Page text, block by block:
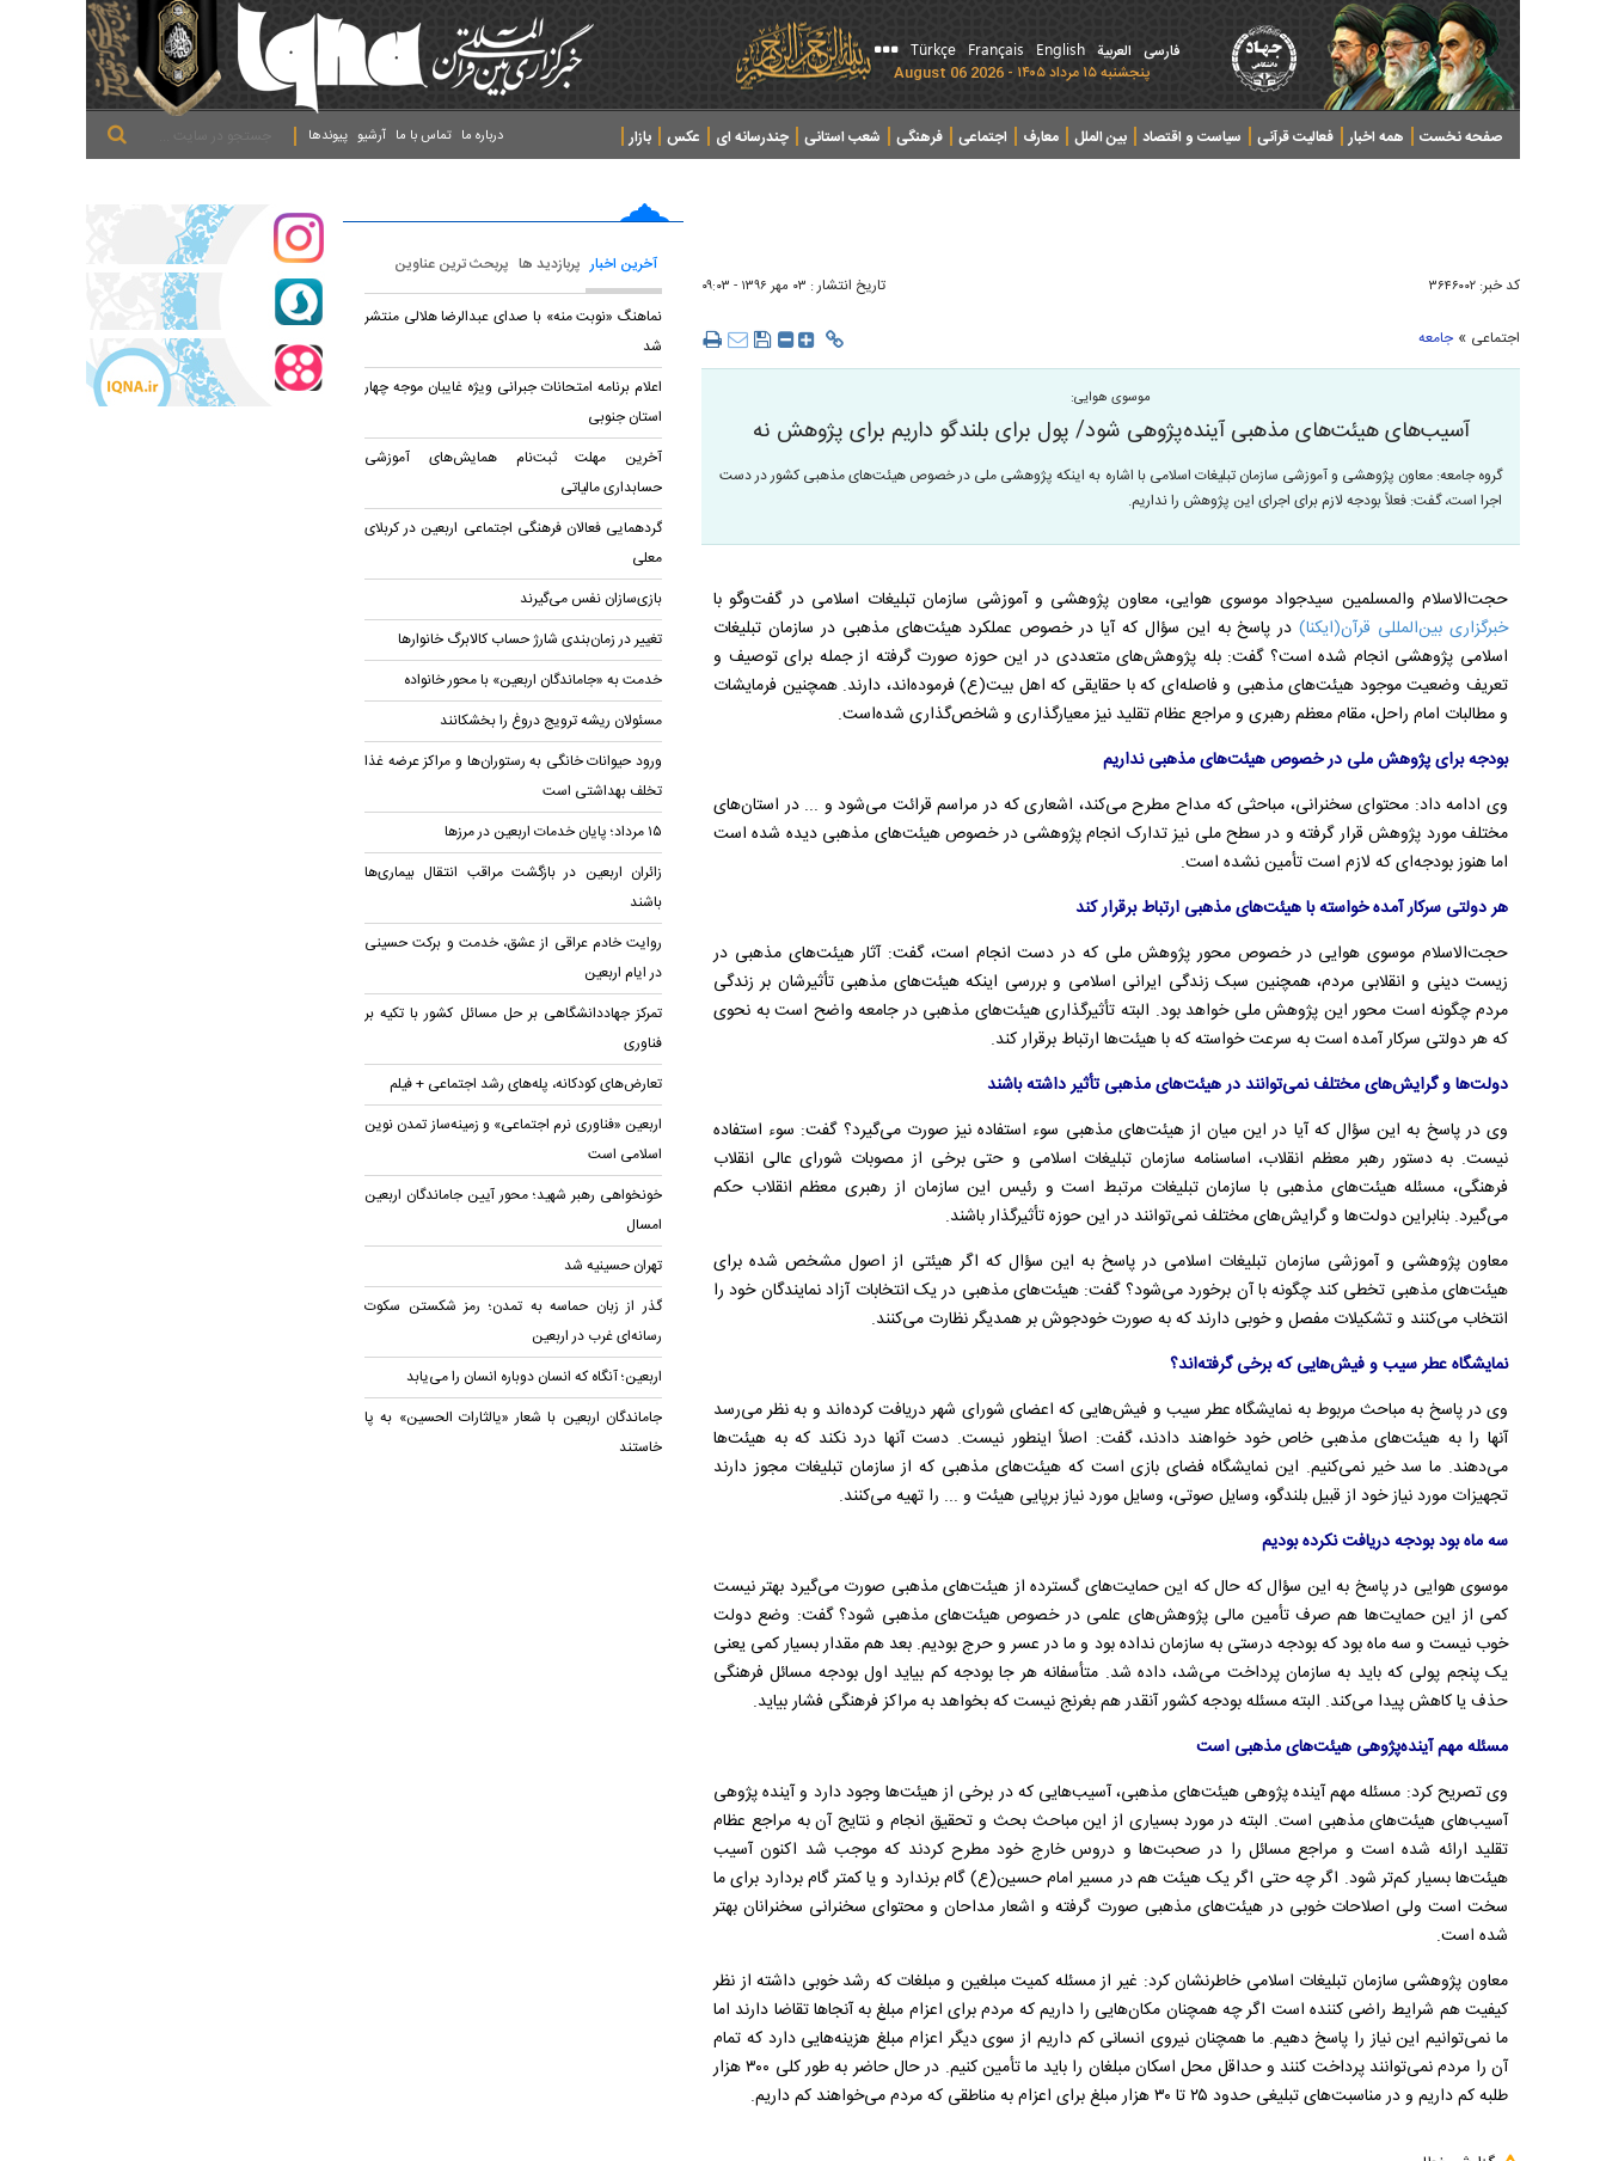
فارسی العربیة English
Français
Türkçe
پنجشنبه ۱۵ مرداد ۱۴۰۵ - 2026 August 06
صفحه نخست همه اخبار فعالیت قرآنی سیاست و اقتصاد بین الملل معارف اجتماعی فرهنگی شعب استانی چندرسانه ای عکس
بازار
پیوندها آرشیو تماس با ما درباره ما
کد خبر: ۳۶۴۶۰۰۲ تاریخ انتشار : ۰۳ مهر ۱۳۹۶ - ۰۹:۰۳
اجتماعی » جامعه
موسوی هوایی:
آسیب‌های هیئت‌های مذهبی آیند‌ه‌پژوهی شود/ پول برای بلند‌گو داریم برای پژوهش نه
گروه جامعه: معاون پژوهشی و آموزشی سازمان تبلیغات اسلامی با اشاره به اینکه پژوهشی ملی در خصوص هیئت‌های مذهبی کشور در دست
اجرا است، گفت: فعلاً بودجه لازم برای اجرای این پژوهش را نداریم.
حجت‌الاسلام والمسلمین سیدجواد موسوی هوایی، معاون پژوهشی و آموزشی سازمان تبلیغات اسلامی در گفت‌وگو با
خبرگزاری بین‌المللی قرآن(ایکنا)در پاسخ به این سؤال که آیا در خصوص عملکرد هیئت‌های مذهبی در سازمان تبلیغات
اسلامی پژوهشی انجام شده است؟ گفت: بله پژوهش‌های متعددی در این حوزه صورت گرفته از جمله برای توصیف و
تعریف وضعیت موجود هیئت‌های مذهبی و فاصله‌ای که با حقایقی که اهل بیت(ع) فرموده‌اند، دارند. همچنین فرمایشات
و مطالبات امام راحل، مقام معظم رهبری و مراجع عظام تقلید نیز معیارگذاری و شاخص‌گذاری شده‌است.
بودجه برای پژوهش ملی در خصوص هیئت‌های مذهبی نداریم
وی ادامه داد: محتوای سخنرانی، مباحثی که مداح مطرح می‌کند، اشعاری که در مراسم قرائت می‌شود و ... در استان‌های
مختلف مورد پژوهش قرار گرفته و در سطح ملی نیز تدارک انجام پژوهشی در خصوص هیئت‌های مذهبی دیده شده است
اما هنوز بودجه‌ای که لازم است تأمین نشده است.
هر دولتی سرکار آمده خواسته با هیئت‌های مذهبی ارتباط برقرار کند
حجت‌الاسلام موسوی هوایی در خصوص محور پژوهش ملی که در دست انجام است، گفت: آثار هیئت‌های مذهبی در
زیست دینی و انقلابی مردم، همچنین سبک زندگی ایرانی اسلامی و بررسی اینکه هیئت‌های مذهبی تأثیرشان بر زندگی
مردم چگونه است محور این پژوهش ملی خواهد بود. البته تأثیرگذاری هیئت‌های مذهبی در جامعه واضح است به نحوی
که هر دولتی سرکار آمده است به سرعت خواسته که با هیئت‌ها ارتباط برقرار کند.
دولت‌ها و گرایش‌های مختلف نمی‌توانند در هیئت‌های مذهبی تأثیر داشته باشند
وی در پاسخ به این سؤال که آیا در این میان از هیئت‌های مذهبی سوء استفاده نیز صورت می‌گیرد؟ گفت: سوء استفاده
نیست. به دستور رهبر معظم انقلاب، اساسنامه سازمان تبلیغات اسلامی و حتی برخی از مصوبات شورای عالی انقلاب
فرهنگی، مسئله هیئت‌های مذهبی با سازمان تبلیغات مرتبط است و رئیس این سازمان از رهبری معظم انقلاب حکم
می‌گیرد. بنابراین دولت‌ها و گرایش‌های مختلف نمی‌توانند در این حوزه تأثیرگذار باشند.
معاون پژوهشی و آموزشی سازمان تبلیغات اسلامی در پاسخ به این سؤال که اگر هیئتی از اصول مشخص شده برای
هیئت‌های مذهبی تخطی کند چگونه با آن برخورد می‌شود؟ گفت: هیئت‌های مذهبی در یک انتخابات آزاد نمایندگان خود را
انتخاب می‌کنند و تشکیلات مفصل و خوبی دارند که به صورت خودجوش بر همدیگر نظارت می‌کنند.
نمایشگاه عطر سیب و فیش‌هایی که برخی گرفته‌اند؟
وی در پاسخ به مباحث مربوط به نمایشگاه عطر سیب و فیش‌هایی که اعضای شورای شهر دریافت کرده‌اند و به نظر می‌رسد
آنها را به هیئت‌های مذهبی خاص خود خواهند دادند، گفت: اصلاً اینطور نیست. دست آنها درد نکند که به هیئت‌ها
می‌دهند. ما سد خیر نمی‌کنیم. این نمایشگاه فضای بازی است که هیئت‌های مذهبی که از سازمان تبلیغات مجوز دارند
تجهیزات مورد نیاز خود از قبیل بلند‌گو، وسایل صوتی، وسایل مورد نیاز برپایی هیئت و ... را تهیه می‌کنند.
سه ماه بود بودجه دریافت نکرده بودیم
موسوی هوایی در پاسخ به این سؤال که حال که این حمایت‌های گسترده از هیئت‌های مذهبی صورت می‌گیرد بهتر نیست
کمی از این حمایت‌ها هم صرف تأمین مالی پژوهش‌های علمی در خصوص هیئت‌های مذهبی شود؟ گفت: وضع دولت
خوب نیست و سه ماه بود که بودجه درستی به سازمان نداده بود و ما در عسر و حرج بودیم. بعد هم مقدار بسیار کمی یعنی
یک پنجم پولی که باید به سازمان پرداخت می‌شد، داده شد. متأسفانه هر جا بودجه کم بیاید اول بودجه مسائل فرهنگی
حذف یا کاهش پیدا می‌کند. البته مسئله بودجه کشور آنقدر هم بغرنج نیست که بخواهد به مراکز فرهنگی فشار بیاید.
مسئله مهم آینده‌پژوهی هیئت‌های مذهبی است
وی تصریح کرد: مسئله مهم آینده پژوهی هیئت‌های مذهبی، آسیب‌هایی که در برخی از هیئت‌ها وجود دارد و آینده پژوهی
آسیب‌های هیئت‌های مذهبی است. البته در مورد بسیاری از این مباحث بحث و تحقیق انجام و نتایج آن به مراجع عظام
تقلید ارائه شده است و مراجع مسائل را در صحبت‌ها و دروس خارج خود مطرح کردند که موجب شد اکنون آسیب
هیئت‌ها بسیار کم‌تر شود. اگر چه حتی اگر یک هیئت هم در مسیر امام حسین(ع) گام برندارد و یا کمتر گام بردارد برای ما
سخت است ولی اصلاحات خوبی در هیئت‌های مذهبی صورت گرفته و اشعار مداحان و محتوای سخنرانی سخنرانان بهتر
شده است.
معاون پژوهشی سازمان تبلیغات اسلامی خاطرنشان کرد: غیر از مسئله کمیت مبلغین و مبلغات که رشد خوبی داشته از نظر
کیفیت هم شرایط راضی کننده است اگر چه همچنان مکان‌هایی را داریم که مردم برای اعزام مبلغ به آنجاها تقاضا دارند اما
ما نمی‌توانیم این نیاز را پاسخ دهیم. ما همچنان نیروی انسانی کم داریم از سوی دیگر اعزام مبلغ هزینه‌هایی دارد که تمام
آن را مردم نمی‌توانند پرداخت کنند و حداقل محل اسکان مبلغان را باید ما تأمین کنیم. در حال حاضر به طور کلی ۳۰۰ هزار
طلبه کم داریم و در مناسبت‌های تبلیغی حدود ۲۵ تا ۳۰ هزار مبلغ برای اعزام به مناطقی که مردم می‌خواهند کم داریم.
آخرین اخبار پربازدید ها پربحث ترین عناوین
نماهنگ «نوبت منه» با صدای عبدالرضا هلالی منتشر
شد
اعلام برنامه امتحانات جبرانی ویژه غایبان موجه چهار
استان جنوبی
آخرین مهلت ثبت‌نام همایش‌های آموزشی
حسابداری مالياتی
گردهمایی فعالان فرهنگی اجتماعی اربعین در کربلای
معلی
بازی‌سازان نفس می‌گیرند
تغییر در زمان‌بندی شارژ حساب کالابرگ خانوار‌ها
خدمت به «جاماندگان اربعین» با محور خانواده
مسئولان ریشه ترویج دروغ را بخشکانند
ورود حیوانات خانگی به رستوران‌ها و مراکز عرضه غذا
تخلف بهداشتی است
۱۵ مرداد؛ پایان خدمات اربعین در مرزها
زائران اربعین در بازگشت مراقب انتقال بیماری‌ها
باشند
روایت خادم عراقی از عشق، خدمت و برکت حسینی
در ایام اربعین
تمرکز جهاددانشگاهی بر حل مسائل کشور با تکیه بر
فناوری
تعارض‌های کودکانه، پله‌های رشد اجتماعی + فیلم
اربعین «فناوری نرم اجتماعی» و زمینه‌ساز تمدن نوین
اسلامی است
خونخواهی رهبر شهید؛ محور آیین جاماندگان اربعین
امسال
تهران حسینیه شد
گذر از زبان حماسه به تمدن؛ رمز شکستن سکوت
رسانه‌ای غرب در اربعین
اربعین؛ آنگاه که انسان دوباره انسان را می‌یابد
جاماندگان اربعین با شعار «یالثارات الحسین» به پا
خاستند